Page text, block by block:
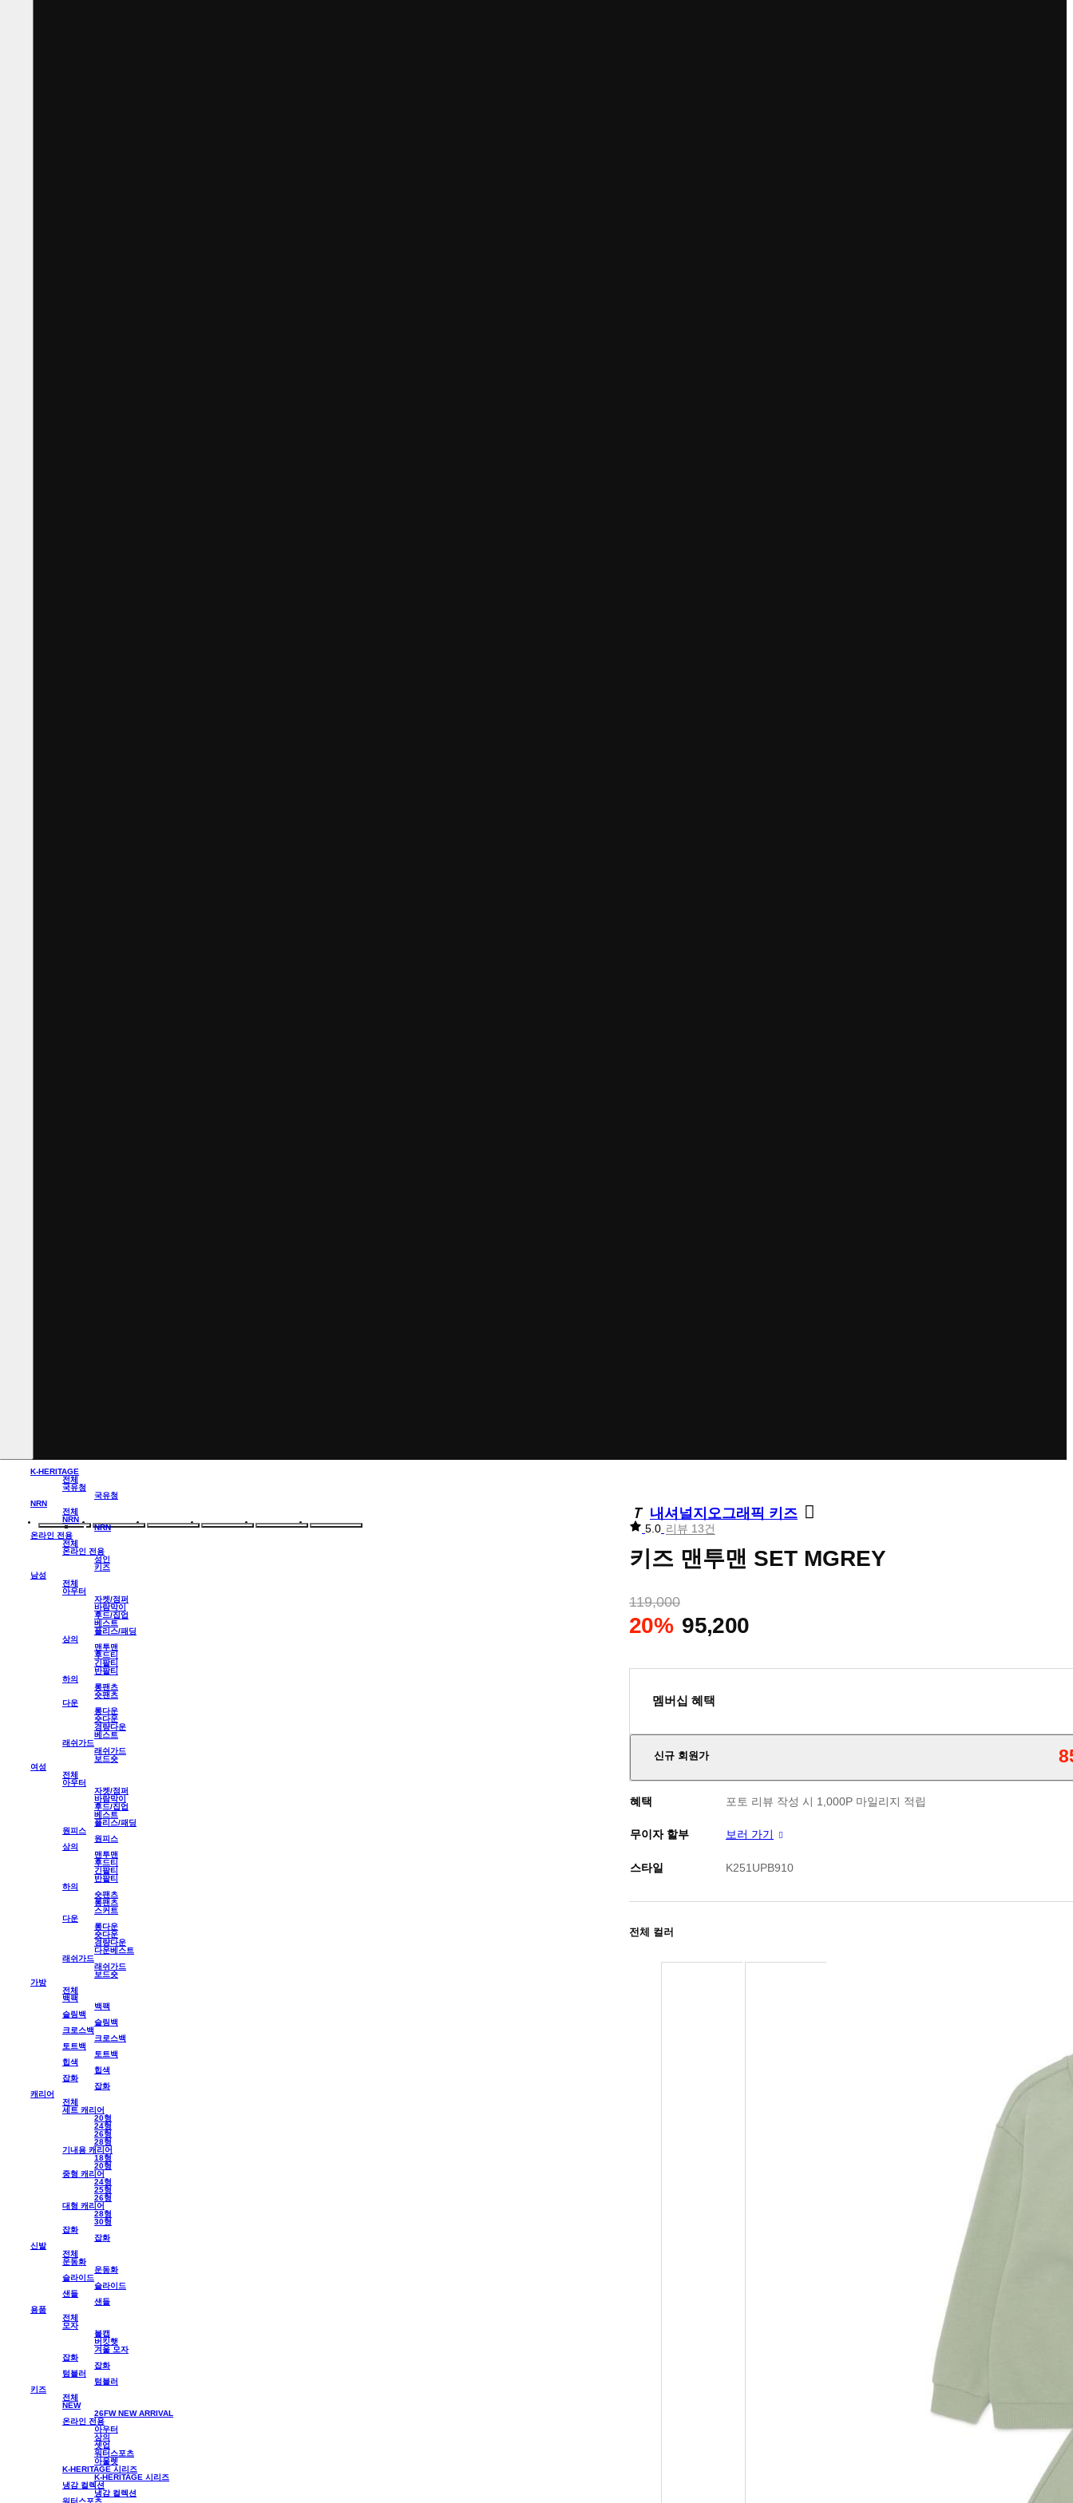
K-HERITAGE
전체
국유청
국유청
NRN
전체
NRN
NRN
온라인 전용
전체
온라인 전용
성인
키즈
남성
전체
아우터
자켓/점퍼
바람막이
후드/집업
베스트
플리스/패딩
상의
맨투맨
후드티
긴팔티
반팔티
하의
롱팬츠
숏팬츠
다운
롱다운
숏다운
경량다운
베스트
래쉬가드
래쉬가드
보드숏
여성
전체
아우터
자켓/점퍼
바람막이
후드/집업
베스트
플리스/패딩
원피스
원피스
상의
맨투맨
후드티
긴팔티
반팔티
하의
숏팬츠
롱팬츠
스커트
다운
롱다운
숏다운
경량다운
다운베스트
래쉬가드
래쉬가드
보드숏
가방
전체
백팩
백팩
슬링백
슬링백
크로스백
크로스백
토트백
토트백
힙색
힙색
잡화
잡화
캐리어
전체
세트 캐리어
20형
24형
26형
28형
기내용 캐리어
18형
20형
중형 캐리어
24형
25형
26형
대형 캐리어
28형
30형
잡화
잡화
신발
전체
운동화
운동화
슬라이드
슬라이드
샌들
샌들
용품
전체
모자
볼캡
버킷햇
겨울 모자
잡화
잡화
텀블러
텀블러
키즈
전체
NEW
26FW NEW ARRIVAL
온라인 전용
아우터
상의
셋업
워터스포츠
아울렛
K-HERITAGE 시리즈
K-HERITAGE 시리즈
냉감 컬렉션
냉감 컬렉션
워터스포츠
내셔널지오그래픽 키즈
리
별
점
5.0 리뷰 13건
키즈 맨투맨 SET MGREY
119,000
20% 95,200
멤버십 혜택
신규 회원가
판매가
혜택 포토 리뷰 작성 시 1,000P 마일리지 적립
무이자 할부 보러 가기
스타일 K251UPB910
전체 컬러